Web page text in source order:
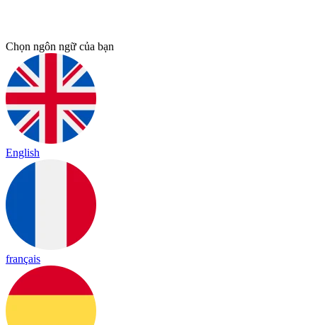
Chọn ngôn ngữ của bạn
English
français